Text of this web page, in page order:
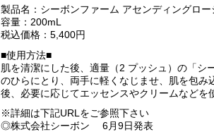
製品名：シーボンファーム アセンディングロー
容量：200mL
税込価格：5,400円
■使用方法■
肌を清潔にした後、適量（2 プッシュ）の「シ
のひらにとり、両手に軽くなじませ、肌を包
後、必要に応じてエッセンスやクリームなどを
※詳細は下記URLをご参照下さい
◎株式会社シーボン 6月9日発表